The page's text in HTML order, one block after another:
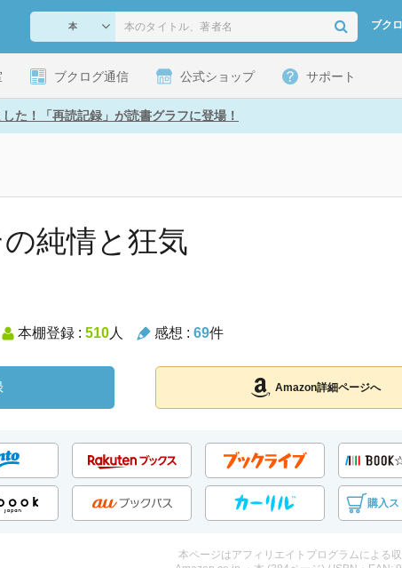
ブク
ブクログ通信 公式ショップ サポート
た！「再読記録」が読書グラフに登場！
純情と狂気
本棚登録 : 510人 感想 : 69件
Amazon詳細ページへ
購入ス
本ページはアフィリエイトプログラムによる